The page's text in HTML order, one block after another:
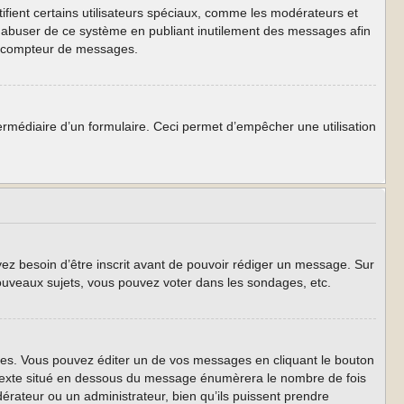
certains utilisateurs spéciaux, comme les modérateurs et
de ce système en publiant inutilement des messages afin
de messages.
d’un formulaire. Ceci permet d’empêcher une utilisation
besoin d’être inscrit avant de pouvoir rédiger un message. Sur
sujets, vous pouvez voter dans les sondages, etc.
Vous pouvez éditer un de vos messages en cliquant le bouton
situé en dessous du message énumèrera le nombre de fois
ou un administrateur, bien qu’ils puissent prendre